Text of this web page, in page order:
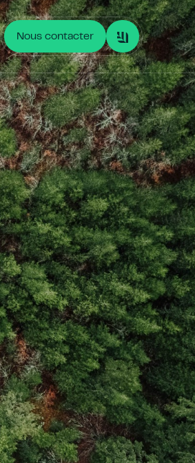
Nous contacter